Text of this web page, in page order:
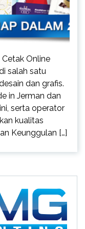
Online
salah satu
dan grafis.
in Jerman dan
serta operator
kualitas
Keunggulan […]